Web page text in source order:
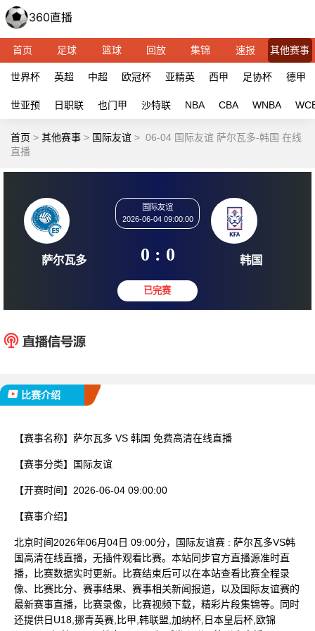
首页 足球 篮球 回放 集锦 速报 其他赛事
世界杯 英超 中超 欧冠杯 亚精英 西甲 足协杯 德甲
世亚预 日职联 也门甲 沙特联 NBA CBA WNBA
首页 > 其他赛事 > 国际友谊 > 06-04 国际友谊 萨尔瓦多-韩国 在线
直播
国际友谊
0 : 0
比赛介绍
【赛事名称】 萨尔瓦多 VS 韩国 免费高清在线直播
【赛事分类】 国际友谊
【开赛时间】 2026-06-04 09:00:00
【赛事介绍】
北京时间2026年06月04日 09:00分，国际友谊赛 : 萨尔瓦多VS韩
国高清在线直播，无插件观看比赛。本站同步官方直播源准时直
播，比赛数据实时更新。比赛结束后可以在本站查看比赛全程录
像、比赛比分、赛事结果、赛事相关新闻报道，以及国际友谊赛的
最新赛事直播，比赛录像，比赛视频下载，精彩片段集锦等。同时
还提供日U18,挪青英赛,比甲,韩联盟,加纳杯,日本皇后杯,欧锦